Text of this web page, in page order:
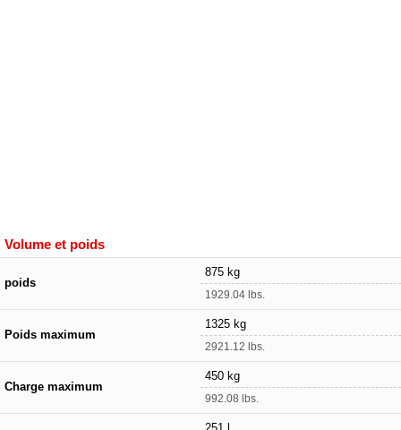
Volume et poids
poids
875 kg
1929.04 lbs.
Poids maximum
1325 kg
2921.12 lbs.
Charge maximum
450 kg
992.08 lbs.